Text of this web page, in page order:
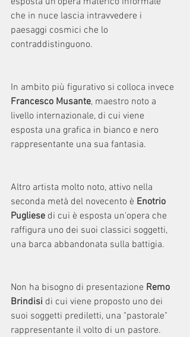
che in nuce lascia intravvedere i
paesaggi cosmici che lo
contraddistinguono.
In ambito più figurativo si colloca invece
Francesco Musante, maestro noto a
livello internazionale, di cui viene
esposta una grafica in bianco e nero
rappresentante una sua fantasia.
Altro artista molto noto, attivo nella
seconda metà del novecento è Enotrio
Pugliese di cui è esposta un'opera che
raffigura uno dei suoi classici soggetti,
una barca abbandonata sulla battigia.
Non ha bisogno di presentazione Remo
Brindisi di cui viene proposto uno dei
suoi soggetti prediletti, una "pastorale"
rappresentante il volto di un pastore.